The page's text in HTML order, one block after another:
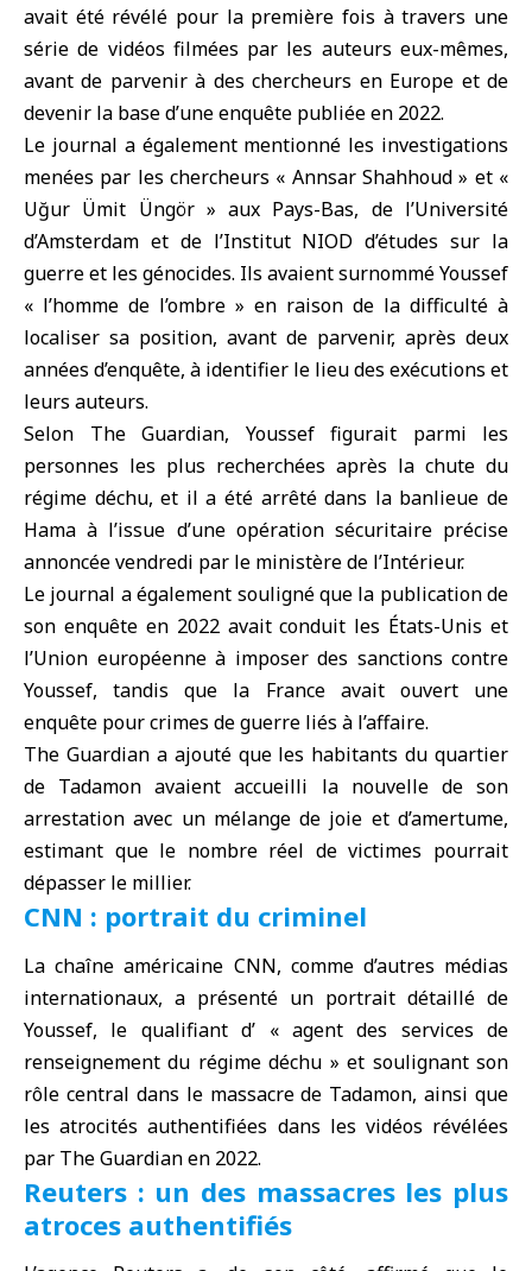
avait été révélé pour la première fois à travers une
série de vidéos filmées par les auteurs eux-mêmes,
avant de parvenir à des chercheurs en Europe et de
devenir la base d’une enquête publiée en 2022.
Le journal a également mentionné les investigations
menées par les chercheurs « Annsar Shahhoud » et «
Uğur Ümit Üngör » aux Pays-Bas, de l’Université
d’Amsterdam et de l’Institut NIOD d’études sur la
guerre et les génocides. Ils avaient surnommé Youssef
« l’homme de l’ombre » en raison de la difficulté à
localiser sa position, avant de parvenir, après deux
années d’enquête, à identifier le lieu des exécutions et
leurs auteurs.
Selon The Guardian, Youssef figurait parmi les
personnes les plus recherchées après la chute du
régime déchu, et il a été arrêté dans la banlieue de
Hama à l’issue d’une opération sécuritaire précise
annoncée vendredi par le ministère de l’Intérieur.
Le journal a également souligné que la publication de
son enquête en 2022 avait conduit les États-Unis et
l’Union européenneà imposer des sanctions contre
Youssef, tandis que la France avait ouvert une
enquête pour crimes de guerre liés à l’affaire.
The Guardian a ajouté que les habitants du quartier
de Tadamon avaient accueilli la nouvelle de son
arrestation avec un mélange de joie et d’amertume,
estimant que le nombre réel de victimes pourrait
dépasser le millier.
CNN : portrait du criminel
La chaîne américaine CNN, comme d’autres médias
internationaux, a présenté un portrait détaillé de
Youssef, le qualifiant d’ « agent des services de
renseignement du régime déchu » et soulignant son
rôle central dans le massacre de Tadamon, ainsi que
les atrocités authentifiées dans les vidéos révélées
par The Guardian en 2022.
Reuters : un des massacres les plus
atroces authentifiés